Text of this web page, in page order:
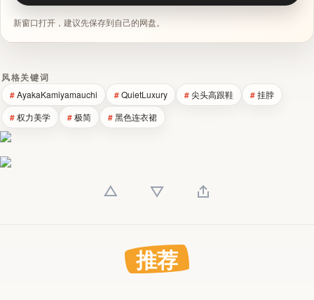
新窗口打开，建议先保存到自己的网盘。
风格关键词
AyakaKamiyamauchi QuietLuxury 尖头高跟鞋
挂脖
权力美学
极简 黑色连衣裙
推荐